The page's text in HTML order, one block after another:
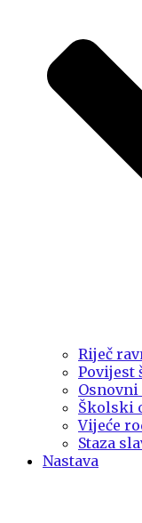
Riječ
Povijest
Školski
Vijeće
Staza
Nastava